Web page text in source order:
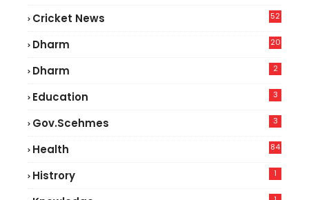
Cricket News
52
Dharm 20
Dharm 2
Education 3
Gov.scehmes 3
Health
84
Histrory 1